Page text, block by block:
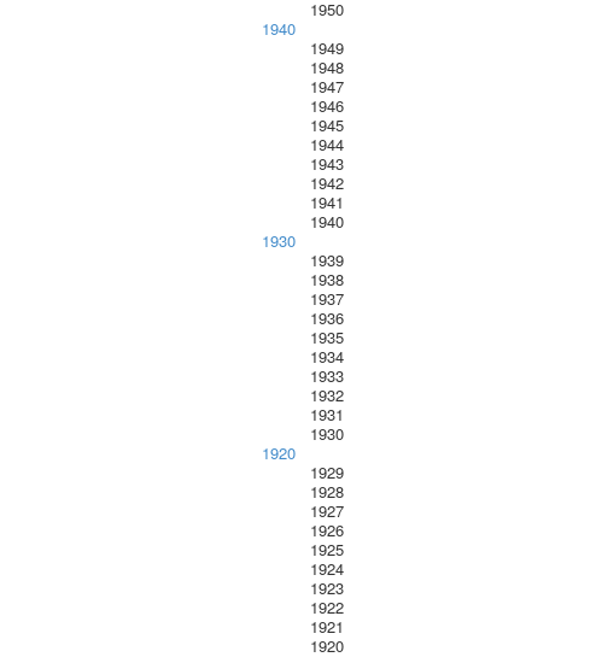
1950
1940
1949
1948
1947
1946
1945
1944
1943
1942
1941
1940
1930
1939
1938
1937
1936
1935
1934
1933
1932
1931
1930
1920
1929
1928
1927
1926
1925
1924
1923
1922
1921
1920